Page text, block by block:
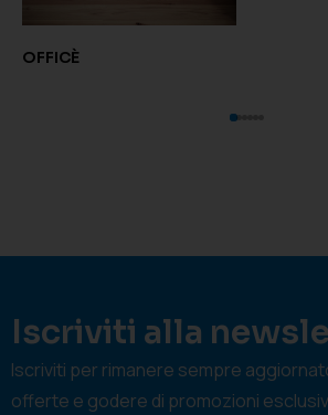
OFFICÈ
Iscriviti alla
Iscriviti per rimanere sempre
offerte e godere di promozioni